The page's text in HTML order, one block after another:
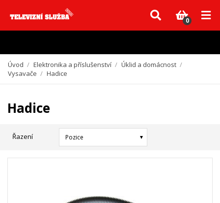
Vzhledem k aktuální situaci se může dodání dílů, které nejsou skladem,
zpozdit. Děkujeme za pochopení.
0
Úvod / Elektronika a příslušenství / Úklid a domácnost /
Vysavače / Hadice
Hadice
Řazení Pozice